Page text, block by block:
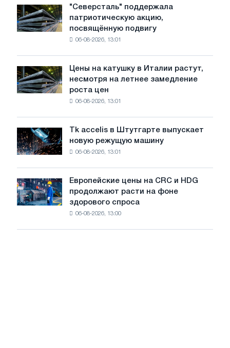
июле
с
максимума
года
"Северсталь"
поддержала
патриотическую
советской
авиации
в
Великой
Отечественной
войны
"Северсталь" поддержала
патриотическую акцию,
посвящённую подвигу
06-08-2026, 13:01
Цены
на
катушку
несмотря
на
летнее
замедление
роста
цен
Цены на катушку в Италии растут,
несмотря на летнее замедление
роста цен
06-08-2026, 13:01
Tk
accelis
в
новую
режущую
машину
Tk accelis в Штутгарте выпускает
новую режущую машину
06-08-2026, 13:01
Европейские
цены
на
Европейские цены на CRC и HDG
продолжают расти на фоне
здорового спроса
06-08-2026, 13:00